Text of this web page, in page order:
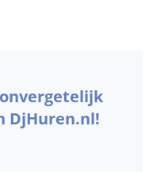
DjHuren.nl!